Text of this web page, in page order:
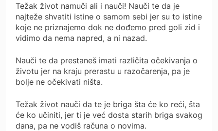
Težak život namuči ali i nauči! Nauči te da je
najteže shvatiti istine o samom sebi jer su to istine
koje ne priznajemo dok ne dođemo pred goli zid i
vidimo da nema napred, a ni nazad.
Nauči te da prestaneš imati različita očekivanja o
životu jer na kraju prerastu u razočarenja, pa je
bolje ne očekivati ništa.
Težak život nauči da te je briga šta će ko reći, šta
će ko učiniti, jer ti je već dosta starih briga svakog
dana, pa ne vodiš računa o novima.